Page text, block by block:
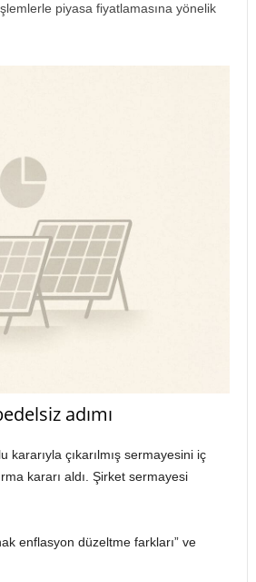
piyasa fiyatlamasına yönelik
adımı
çıkarılmış sermayesini iç
kararı aldı. Şirket sermayesi
enflasyon düzeltme farkları” ve